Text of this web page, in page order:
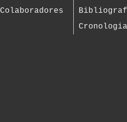
Colaboradores